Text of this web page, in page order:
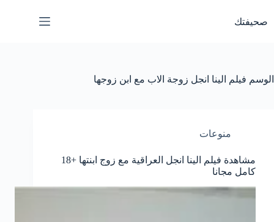
المحتوى
صحيفتك
الوسم فيلم الينا انجل زوجة الاب مع ابن زوجها
منوعات
مشاهدة فيلم الينا انجل العراقية مع زوج ابنتها +18
كامل مجانا